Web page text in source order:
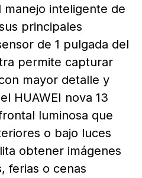
manejo inteligente de
principales
de 1 pulgada del
permite capturar
mayor detalle y
HUAWEI nova 13
luminosa que
o bajo luces
obtener imágenes
ferias o cenas